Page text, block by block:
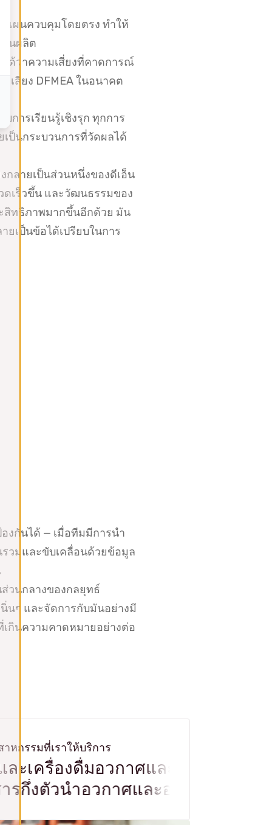
แผนควบคุมโดยตรง ทำให้
านผลิต
ได้ว่าความเสี่ยงที่คาดการณ์
เสี่ยง DFMEA ในอนาคต
บการเรียนรู้เชิงรุก ทุกการ
ป็นกระบวนการที่วัดผลได้
กลายเป็นส่วนหนึ่งของดีเอ็น
เร็วขึ้น และวัฒนธรรมของ
ะสิทธิภาพมากขึ้นอีกด้วย มัน
เป็นข้อได้เปรียบในการ
งกันได้ — เมื่อทีมมีการนำ
รวมและขับเคลื่อนด้วยข้อมูล
วนกลางของกลยุทธ์
นๆ และจัดการกับมันอย่างมี
กินความคาดหมายอย่างต่อ
าหกรรมที่เราให้บริการ
ครื่องดื่มอวกาศและอากาศยาน
มสารกึ่งตัวนำอวกาศและอากาศย